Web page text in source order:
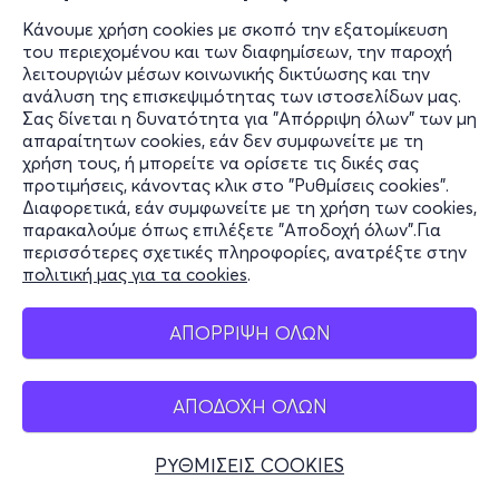
Κάνουμε χρήση cookies με σκοπό την εξατομίκευση
του περιεχομένου και των διαφημίσεων, την παροχή
λειτουργιών μέσων κοινωνικής δικτύωσης και την
ανάλυση της επισκεψιμότητας των ιστοσελίδων μας.
Σας δίνεται η δυνατότητα για "Απόρριψη όλων" των μη
απαραίτητων cookies, εάν δεν συμφωνείτε με τη
χρήση τους, ή μπορείτε να ορίσετε τις δικές σας
προτιμήσεις, κάνοντας κλικ στο "Ρυθμίσεις cookies".
Διαφορετικά, εάν συμφωνείτε με τη χρήση των cookies,
παρακαλούμε όπως επιλέξετε "Αποδοχή όλων".Για
περισσότερες σχετικές πληροφορίες, ανατρέξτε στην
πολιτική μας για τα cookies.
ΑΠΟΡΡΙΨΗ ΟΛΩΝ
ΑΠΟΔΟΧΗ ΟΛΩΝ
ΡΥΘΜΙΣΕΙΣ COOKIES
παρέχουν ειδικό χώρο για την καθημερινή
υγιεινή των ζώων συντροφιάς.
Ασυνόδευτα ζώα συντροφιάς δεν γίνονται
δεκτά.
Πληροφορίες